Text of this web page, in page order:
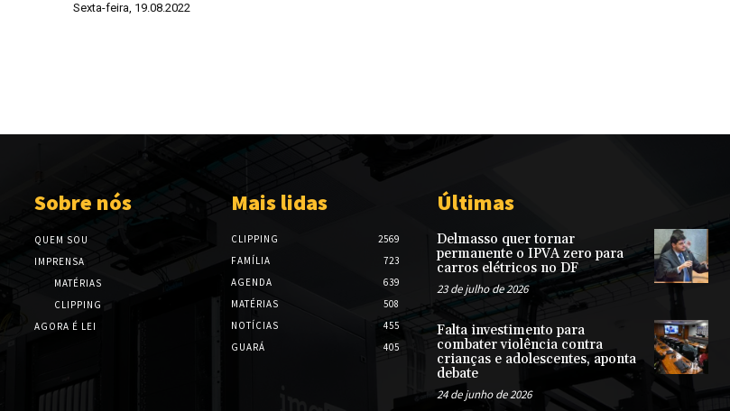
Sexta-feira, 19.08.2022
Sobre nós
QUEM SOU
IMPRENSA
MATÉRIAS
CLIPPING
AGORA É LEI
Mais lidas
CLIPPING
2569
FAMÍLIA
723
AGENDA
639
MATÉRIAS
508
NOTÍCIAS
455
GUARÁ
405
Últimas
Delmasso quer tornar
permanente o IPVA zero para
carros elétricos no DF
23 de julho de 2026
Falta investimento para
combater violência contra
crianças e adolescentes, aponta
debate
24 de junho de 2026